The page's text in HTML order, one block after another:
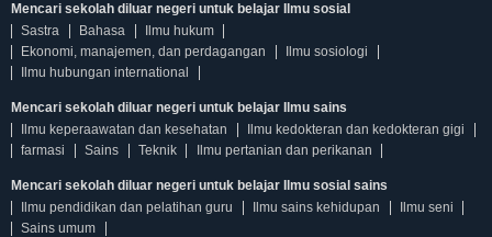
Mencari sekolah diluar negeri untuk belajar Ilmu sosial
Sastra
Bahasa
Ilmu hukum
Ekonomi, manajemen, dan perdagangan
Ilmu sosiologi
Ilmu hubungan international
Mencari sekolah diluar negeri untuk belajar Ilmu sains
Ilmu keperaawatan dan kesehatan
Ilmu kedokteran dan kedokteran gigi
farmasi
Sains Teknik Ilmu pertanian dan perikanan
Mencari sekolah diluar negeri untuk belajar Ilmu sosial sains
Ilmu pendidikan dan pelatihan guru
Ilmu sains kehidupan
Ilmu seni
Sains umum